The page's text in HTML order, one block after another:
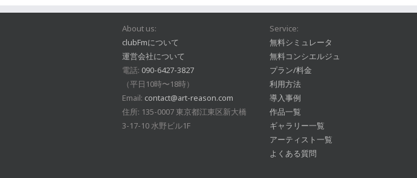
About us:
clubFmについて
運営会社について
電話: 090-6427-3827
（平日10時〜18時）
Email: contact@art-reason.com
住所: 135-0007 東京都江東区新大橋
3-17-10 水野ビル1F
Service:
無料シミュレータ
無料コンシエルジュ
プラン/料金
利用方法
導入事例
作品一覧
ギャラリー一覧
アーティスト一覧
よくある質問